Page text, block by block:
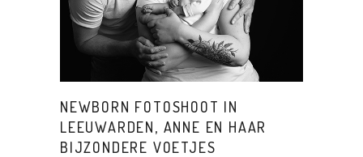
NEWBORN FOTOSHOOT IN
LEEUWARDEN, ANNE EN HAAR
BIJZONDERE VOETJES